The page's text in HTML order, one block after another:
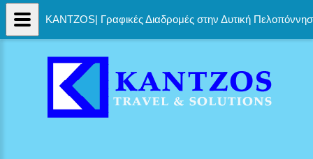
KANTZOS| Γραφικές Διαδρομές στην Δυτική